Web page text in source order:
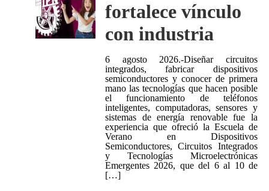
fortalece vínculo
con industria
6 agosto 2026.-Diseñar circuitos
integrados, fabricar dispositivos
semiconductores y conocer de primera
mano las tecnologías que hacen posible
el funcionamiento de teléfonos
inteligentes, computadoras, sensores y
sistemas de energía renovable fue la
experiencia que ofreció la Escuela de
Verano en Dispositivos
Semiconductores, Circuitos Integrados
y Tecnologías Microelectrónicas
Emergentes 2026, que del 6 al 10 de
[…]